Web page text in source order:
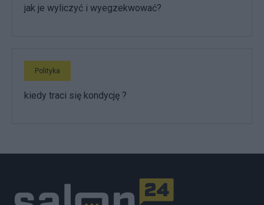
jak je wyliczyć i wyegzekwować?
Polityka
kiedy traci się kondycję ?